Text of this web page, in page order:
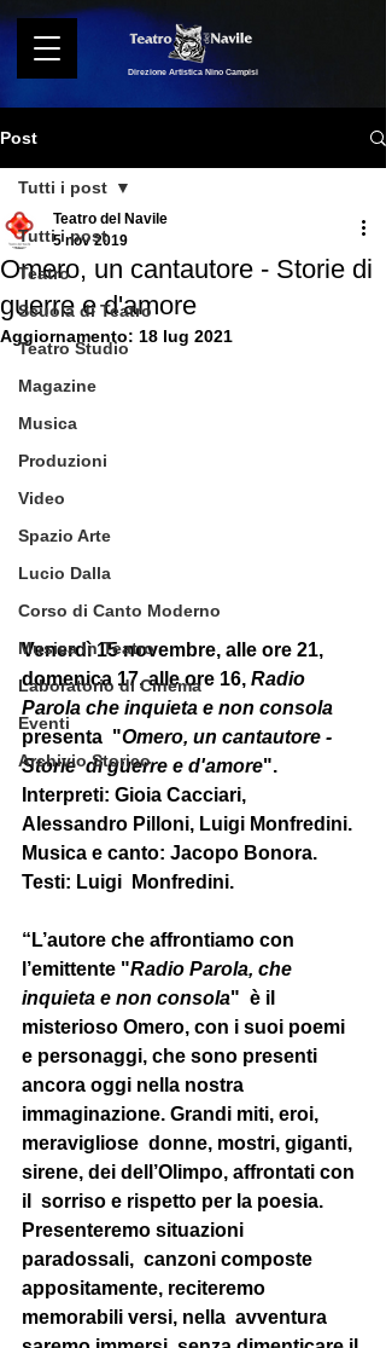
Direzione Artistica Nino Campisi
Post
Tutti i post
Teatro
Scuola di Teatro
Teatro Studio
Magazine
Musica
Produzioni
Video
Spazio Arte
Lucio Dalla
Corso di Canto Moderno
Musica in Teatro
Laboratorio di Cinema
Eventi
Archivio Storico
Tutti i post
Omero, un cantautore - Storie di
guerre e d'amore
Teatro del Navile
5 nov 2019
Aggiornamento: 18 lug 2021
Venerdì 15 novembre, alle ore 21,
domenica 17, alle ore 16, Radio
Parola che inquieta e non consola
presenta  "Omero, un cantautore -
Storie  di guerre e d'amore".
Interpreti: Gioia Cacciari,
Alessandro Pilloni, Luigi Monfredini.
Musica e canto: Jacopo Bonora.
Testi: Luigi  Monfredini.
“L’autore che affrontiamo con
l’emittente "Radio Parola, che
inquieta e non consola"  è il
misterioso Omero, con i suoi poemi
e personaggi, che sono presenti
ancora oggi nella nostra
immaginazione. Grandi miti, eroi,
meravigliose  donne, mostri, giganti,
sirene, dei dell’Olimpo, affrontati con
il  sorriso e rispetto per la poesia.
Presenteremo situazioni
paradossali,  canzoni composte
appositamente, reciteremo
memorabili versi, nella  avventura